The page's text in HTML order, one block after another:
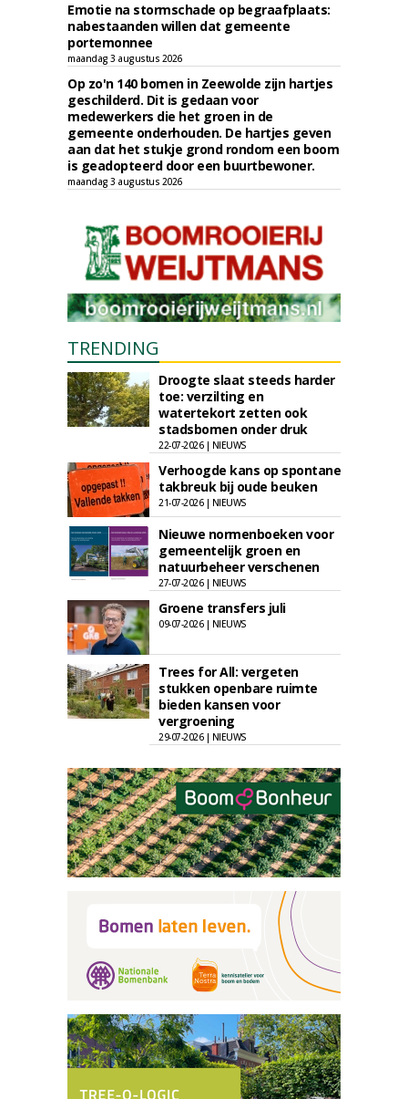
Emotie na stormschade op begraafplaats:
nabestaanden willen dat gemeente
portemonnee
maandag 3 augustus 2026
Op zo'n 140 bomen in Zeewolde zijn hartjes
geschilderd. Dit is gedaan voor
medewerkers die het groen in de
gemeente onderhouden. De hartjes geven
aan dat het stukje grond rondom een boom
is geadopteerd door een buurtbewoner.
maandag 3 augustus 2026
TRENDING
Droogte slaat steeds harder
toe: verzilting en
watertekort zetten ook
stadsbomen onder druk
22-07-2026 | NIEUWS
Verhoogde kans op spontane
takbreuk bij oude beuken
21-07-2026 | NIEUWS
Nieuwe normenboeken voor
gemeentelijk groen en
natuurbeheer verschenen
27-07-2026 | NIEUWS
Groene transfers juli
09-07-2026 | NIEUWS
Trees for All: vergeten
stukken openbare ruimte
bieden kansen voor
vergroening
29-07-2026 | NIEUWS